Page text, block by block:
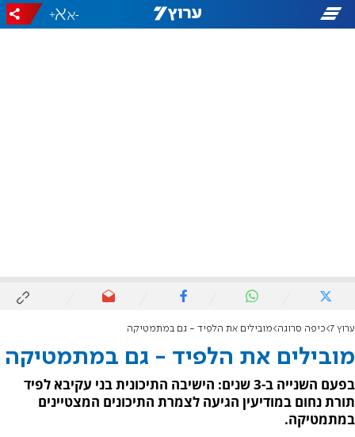
-
+
ערוץ 7 כיפה סרוגה מובילים את הלפיד - גם במתמטיקה
מובילים את הלפיד - גם במתמטיקה
בפעם השנייה ב-3 שנים: הישיבה התיכונית בני עקיבא לפיד
תורת נחום במודיעין הגיעה לצמרת התיכונים המצטיינים
במתמטיקה.